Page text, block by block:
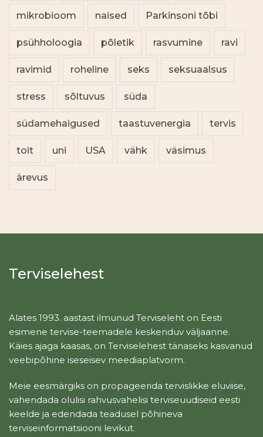
mikrobioom naised Parkinsoni tõbi
psühholoogia põletik rasvumine ravi
ravimid roheline seks seksuaalsus
stress sõltuvus süda
südamehaigused taastuvenergia tervis
toit uni USA vähk väsimus
ärevus
Terviselehest
Alates 1993. aastast ilmunud Terviseleht on Eesti
esimene tervise-teemadele keskenduv väljaanne.
Käies ajaga kaasas, on Terviselehest tänaseks kasvanud
veebipõhine iseseisev meediaplatvorm.
Meie eesmärgiks on propageerida tervislikke eluviise,
vahendada olulisi rahvusvahelisi terviseuudiseid eesti
keelde ja edendada teadusel põhineva
terviseinformatsiooni levikut.